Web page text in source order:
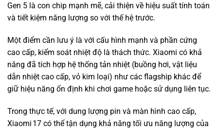
Gen 5 là con chip mạnh mẽ, cải thiện về hiệu suất tính toán
và tiết kiệm năng lượng so với thế hệ trước.
Một điểm cần lưu ý là với cấu hình mạnh và phần cứng
cao cấp, kiểm soát nhiệt độ là thách thức. Xiaomi có khả
năng đã tích hợp hệ thống tản nhiệt (buồng hơi, vật liệu
dẫn nhiệt cao cấp, vỏ kim loại) như các flagship khác để
giữ hiệu năng ổn định khi chơi game hoặc sử dụng liên tục.
Trong thực tế, với dung lượng pin và màn hình cao cấp,
Xiaomi 17 có thể tận dụng khả năng tối ưu năng lượng của